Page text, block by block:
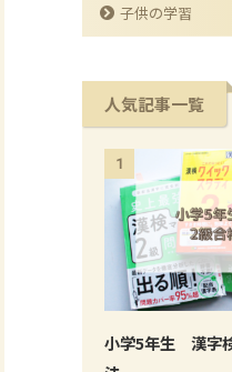
子供の学習
人気記事一覧
1
小学5年生 漢字